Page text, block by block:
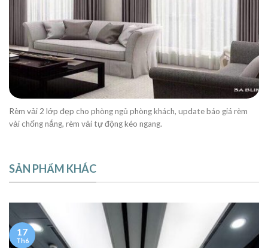
Rèm vải 2 lớp đẹp cho phòng ngủ phòng khách, update báo giá rèm
vải chống nắng, rèm vải tự động kéo ngang.
SẢN PHẨM KHÁC
17
Th6